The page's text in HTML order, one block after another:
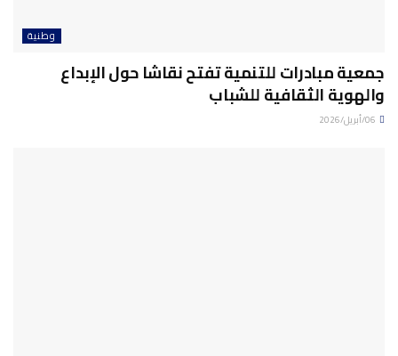
وطنية
جمعية مبادرات للتنمية تفتح نقاشا حول الإبداع
والهوية الثقافية للشباب